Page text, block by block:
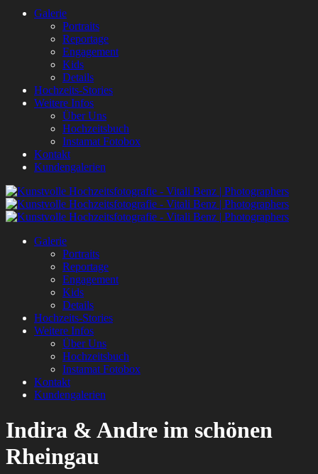
Galerie
Portraits
Reportage
Engagement
Kids
Details
Hochzeits-Stories
Weitere Infos
Über Uns
Hochzeitsbuch
Instamat Fotobox
Kontakt
Kundengalerien
Galerie
Portraits
Reportage
Engagement
Kids
Details
Hochzeits-Stories
Weitere Infos
Über Uns
Hochzeitsbuch
Instamat Fotobox
Kontakt
Kundengalerien
Indira & Andre im schönen
Rheingau